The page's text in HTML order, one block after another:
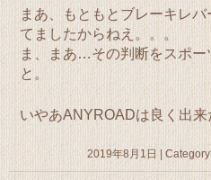
まあ、もともとブレーキレ
てましたからねえ。。。
ま、まあ…その判断をスポ
と。
いやあANYROADは良く出来
2019年8月1日